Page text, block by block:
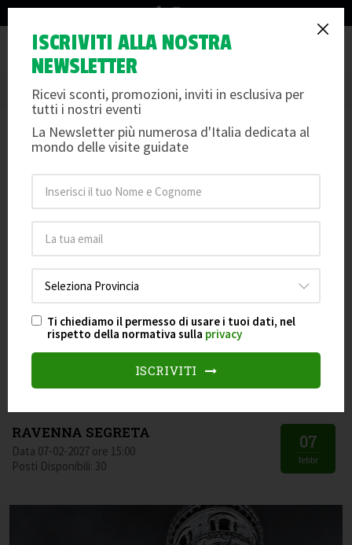
info@arteemusei.com
RAVENNA SEGRETA
UN ALTRO VOLTO DELLA CITTA' DEI MOSAICI
Per info e dettagli scorri oltre le date e le foto
RAVENNA SEGRETA
Data 10-10-2026 ore 15:00
Posti Disponibili: 30
RAVENNA SEGRETA
Posti Disponibili: 30
01
RAVENNA SEGRETA
Data 12-12-2026 ore 15:00
Posti Disponibili: 30
12
RAVENNA SEGRETA
Posti Disponibili: 30
genn
RAVENNA SEGRETA
Data 07-02-2027 ore 15:00
Posti Disponibili: 30
07
febbr
ISCRIVITI ALLA NOSTRA
NEWSLETTER
Ricevi sconti, promozioni, inviti in esclusiva per
tutti i nostri eventi
La Newsletter più numerosa d'Italia dedicata al
mondo delle visite guidate
Ti chiediamo il permesso di usare i tuoi dati, nel
rispetto della normativa sulla privacy
ISCRIVITI